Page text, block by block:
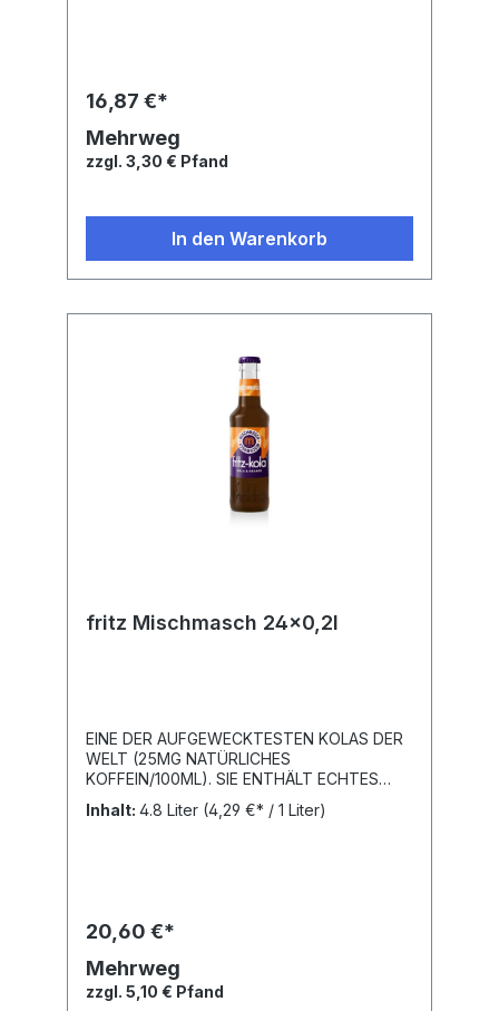
Orangenextrakt, Süßstoffe (
Natriumcyclamat, Aspartam (enthält eine
Phenylalaninquelle) (enthält eine
Phenylalaninquelle) (enthält eine
Phenylalaninquelle)
16,87 €*
Mehrweg
zzgl. 3,30 € Pfand
In den Warenkorb
fritz Mischmasch 24x0,2l
EINE DER AUFGEWECKTESTEN KOLAS DER
WELT (25MG NATÜRLICHES
KOFFEIN/100ML). SIE ENTHÄLT ECHTES
KOLANUSSEXTRAKT UND NATÜRLICHES
KOFFEIN - DER UNVERWECHSELBARE
Salz.Zutaten: Natürliches Mineralwasser,
Zucker, Orangensaft* (4,5%), Zitronensaft*
(3%), Kohlensäure, Mandarinensaft*
(0,5%), Zitronen- und Orangenextrakt,
Inhalt: 4.8 Liter (4,29 €* / 1 Liter)
20,60 €*
Mehrweg
zzgl. 5,10 € Pfand